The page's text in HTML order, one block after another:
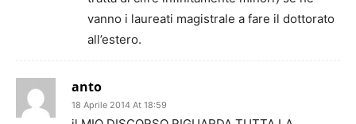
vanno i laureati magistrale a fare il dottorato
all’estero.
anto
18 Aprile 2014 At 18:59